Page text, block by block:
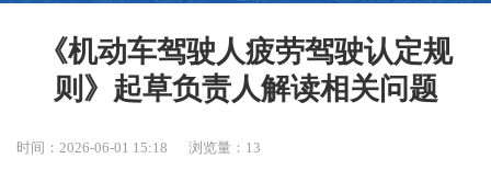
《机动车驾驶人疲劳驾驶认定规
则》起草负责人解读相关问题
时间：2026-06-01 15:18 浏览量： 13